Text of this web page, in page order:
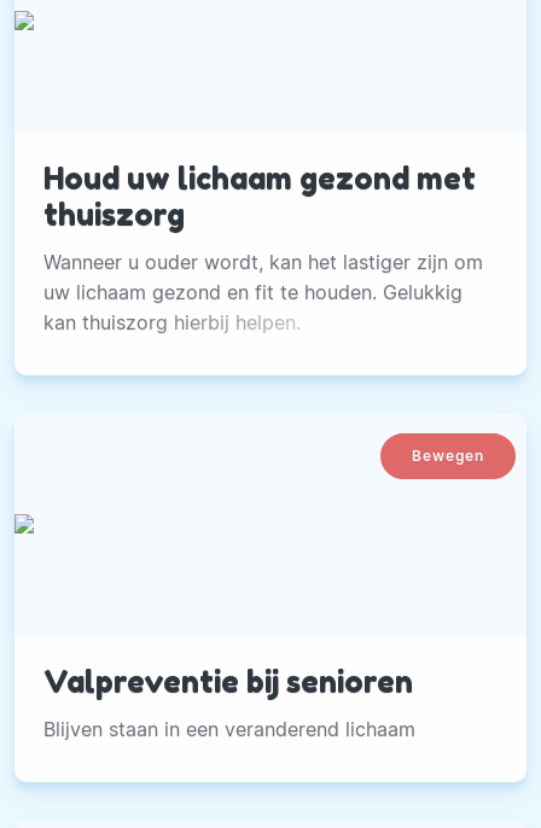
Houd uw lichaam gezond met
thuiszorg
Wanneer u ouder wordt, kan het lastiger zijn om
uw lichaam gezond en fit te houden. Gelukkig
kan thuiszorg hierbij helpen.
Bewegen
Valpreventie bij senioren
Blijven staan in een veranderend lichaam